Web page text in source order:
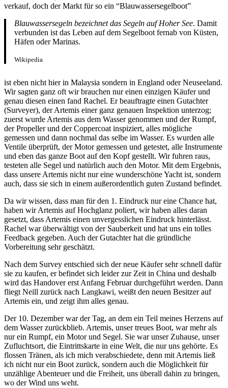
verkauf, doch der Markt für so ein “Blauwassersegelboot”
Blauwassersegeln bezeichnet das Segeln auf Hoher See. Damit
verbunden ist das Leben auf dem Segelboot fernab von Küsten,
Häfen oder Marinas.
Wikipedia
ist eben nicht hier in Malaysia sondern in England oder Neuseeland.
Wir sagten ganz oft wir brauchen nur einen einzigen Käufer und
genau diesen einen fand Rachel. Er beauftragte einen Gutachter
(Surveyer), der Artemis einer ganz genauen Inspektion unterzog;
zuerst wurde Artemis aus dem Wasser genommen und der Rumpf,
der Propeller und der Coppercoat inspiziert, alles mögliche
gemessen und dann nochmal das selbe im Wasser. Es wurden alle
Ventile überprüft, der Motor gemessen und getestet, alle Instrumente
und eben das ganze Boot auf den Kopf gestellt. Wir fuhren raus,
testeten alle Segel und natürlich auch den Motor. Mit dem Ergebnis,
dass unsere Artemis nicht nur eine wunderschöne Yacht ist, sondern
auch, dass sie sich in einem außerordentlich guten Zustand befindet.
Da wir wissen, dass man für den 1. Eindruck nur eine Chance hat,
haben wir Artemis auf Hochglanz poliert, wir haben alles daran
gesetzt, dass Artemis einen unvergesslichen Eindruck hinterlässt.
Rachel war überwältigt von der Sauberkeit und hat uns ein tolles
Feedback gegeben. Auch der Gutachter hat die gründliche
Vorbereitung sehr geschätzt.
Nach dem Survey entschied sich der neue Käufer sehr schnell dafür
sie zu kaufen, er befindet sich leider zur Zeit in China und deshalb
wird das Handover erst Anfang Februar durchgeführt werden. Dann
fliegt Neill zurück nach Langkawi, weißt den neuen Besitzer auf
Artemis ein, und zeigt ihm alles genau.
Der 10. Dezember war der Tag, an dem ein Teil meines Herzens auf
dem Wasser zurückblieb. Artemis, unser treues Boot, war mehr als
nur ein Rumpf, ein Motor und Segel. Sie war unser Zuhause, unser
Zufluchtsort, die Eintrittskarte in eine Welt, die nur uns gehörte. Es
flossen Tränen, als ich mich verabschiedete, denn mit Artemis ließ
ich nicht nur ein Boot zurück, sondern auch die Möglichkeit für
unzählige Abenteuer und die Freiheit, uns überall dahin zu bringen,
wo der Wind uns weht.